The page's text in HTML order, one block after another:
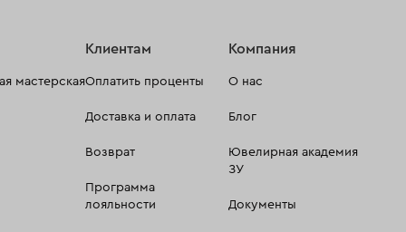
мастерская
Клиентам
Оплатить проценты
Доставка и оплата
Возврат
Программа
лояльности
Компания
О нас
Блог
Ювелирная академия
ЗУ
Документы